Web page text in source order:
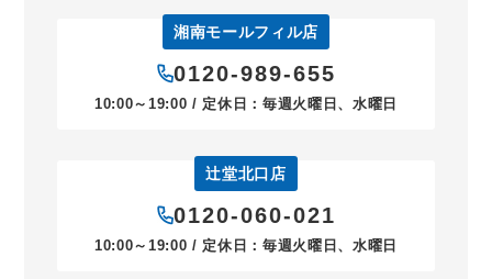
湘南モールフィル店
0120-989-655
10:00～19:00 / 定休日：毎週火曜日、水曜日
辻堂北口店
0120-060-021
10:00～19:00 / 定休日：毎週火曜日、水曜日